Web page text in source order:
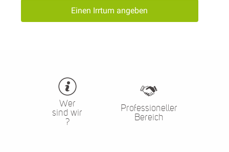
Einen Irrtum angeben
Wer
sind wir
?
Professioneller
Bereich